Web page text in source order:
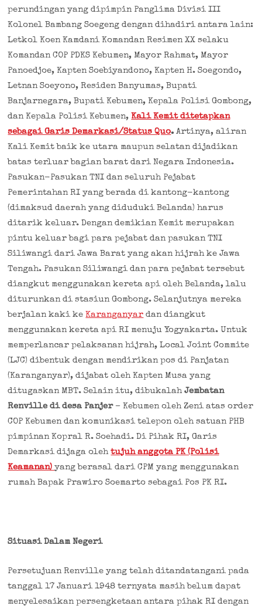
perundingan yang dipimpin Panglima Divisi III
Kolonel Bambang Soegeng dengan dihadiri antara lain:
Letkol Koen Kamdani Komandan Resimen XX selaku
Komandan COP PDKS Kebumen, Mayor Rahmat, Mayor
Panoedjoe, Kapten Soebiyandono, Kapten H. Soegondo,
Letnan Soeyono, Residen Banyumas, Bupati
Banjarnegara, Bupati Kebumen, Kepala Polisi Gombong,
dan Kepala Polisi Kebumen, Kali Kemit ditetapkan
sebagai Garis Demarkasi/Status Quo. Artinya, aliran
Kali Kemit baik ke utara maupun selatan dijadikan
batas terluar bagian barat dari Negara Indonesia.
Pasukan-Pasukan TNI dan seluruh Pejabat
Pemerintahan RI yang berada di kantong-kantong
(dimaksud daerah yang diduduki Belanda) harus
ditarik keluar. Dengan demikian Kemit merupakan
pintu keluar bagi para pejabat dan pasukan TNI
Siliwangi dari Jawa Barat yang akan hijrah ke Jawa
Tengah. Pasukan Siliwangi dan para pejabat tersebut
diangkut menggunakan kereta api oleh Belanda, lalu
diturunkan di stasiun Gombong. Selanjutnya mereka
berjalan kaki ke Karanganyar dan diangkut
menggunakan kereta api RI menuju Yogyakarta. Untuk
memperlancar pelaksanan hijrah, Local Joint Commite
(LJC) dibentuk dengan mendirikan pos di Panjatan
(Karanganyar), dijabat oleh Kapten Musa yang
ditugaskan MBT. Selain itu, dibukalahJembatan
Renville di desa Panjer– Kebumen oleh Zeni atas order
COP Kebumen dan komunikasi telepon oleh satuan PHB
pimpinan Kopral R. Soehadi. Di Pihak RI, Garis
Demarkasi dijaga olehtujuh anggota PK (Polisi
Keamanan)yang berasal dari CPM yang menggunakan
rumah Bapak Prawiro Soemarto sebagai Pos PK RI.
Situasi Dalam Negeri
Persetujuan Renville yang telah ditandatangani pada
tanggal 17 Januari 1948 ternyata masih belum dapat
menyelesaikan persengketaan antara pihak RI dengan